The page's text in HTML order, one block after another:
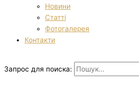
Новини
Статті
Фотогалерея
Контакти
Запрос для поиска: